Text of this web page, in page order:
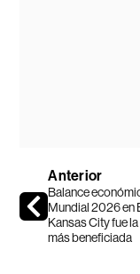
Anterior
Balance
Mundial 2026 en
Kansas City fue
más beneficiada